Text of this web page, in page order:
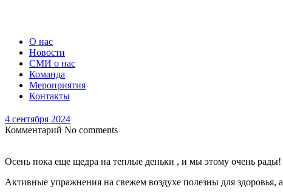
О нас
Новости
СМИ о нас
Команда
Мероприятия
Контакты
4 сентября 2024
Комментарий No comments
Осень пока еще щедра на теплые деньки , и мы этому очень рады!
Активные упражнения на свежем воздухе полезны для здоровья,